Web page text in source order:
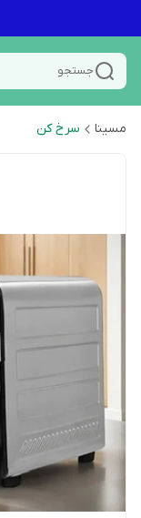
جستجو
مسینا سرخ کن